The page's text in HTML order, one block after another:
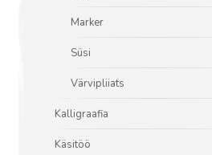
Marker
Süsi
Värvipliiats
Kalligraafia
Käsitöö